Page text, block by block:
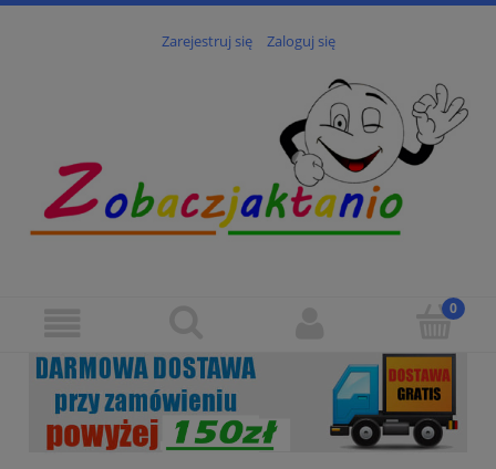
Zarejestruj się Zaloguj się